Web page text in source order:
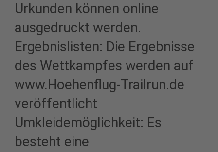
Urkunden können online
ausgedruckt werden.
Ergebnislisten: Die Ergebnisse
des Wettkampfes werden auf
www.Hoehenflug-Trailrun.de
veröffentlicht
Umkleidemöglichkeit: Es
besteht eine